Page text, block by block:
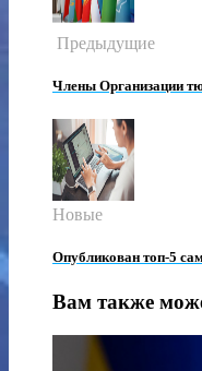
Предыдущие
Члены Организации
Новые
Опубликован топ-5
Вам также